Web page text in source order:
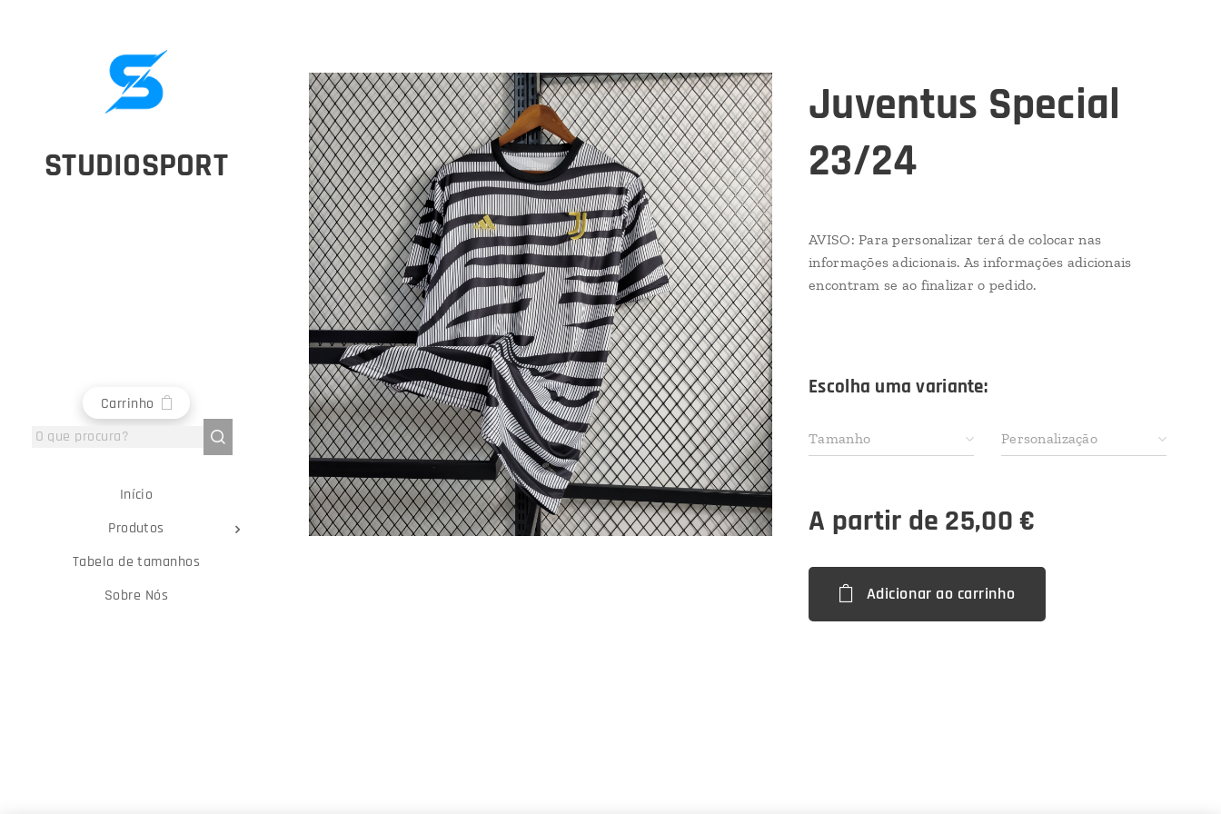
STUDIOSPORT
Carrinho
Início
Produtos
Tabela de tamanhos
Sobre Nós
Juventus Special
23/24
AVISO: Para personalizar terá de colocar nas
informações adicionais. As informações adicionais
encontram se ao finalizar o pedido.
Escolha uma variante:
Tamanho Personalização
A partir de 25,00€
Adicionar ao carrinho